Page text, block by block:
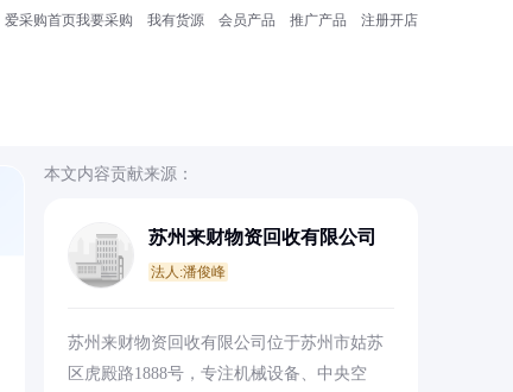
爱采购首页我要采购 我有货源 会员产品 推广产品 注册开店
本文内容贡献来源：
苏州来财物资回收有限公司
法人:潘俊峰
苏州来财物资回收有限公司位于苏州市姑苏
区虎殿路1888号，专注机械设备、中央空